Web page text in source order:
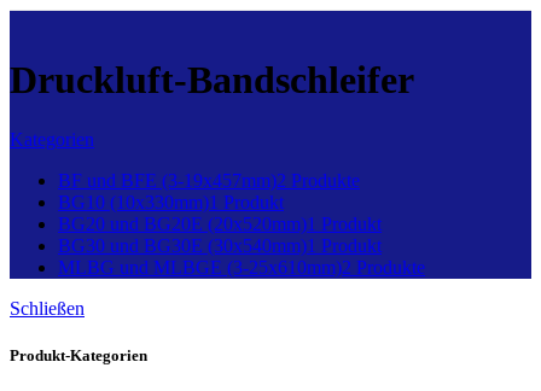
Druckluft-Bandschleifer
Kategorien
BF und BFE (3-19x457mm)2 Produkte
BG10 (10x330mm)1 Produkt
BG20 und BG20E (20x520mm)1 Produkt
BG30 und BG30E (30x540mm)1 Produkt
MLBG und MLBGE (3-25x610mm)2 Produkte
Schließen
Produkt-Kategorien